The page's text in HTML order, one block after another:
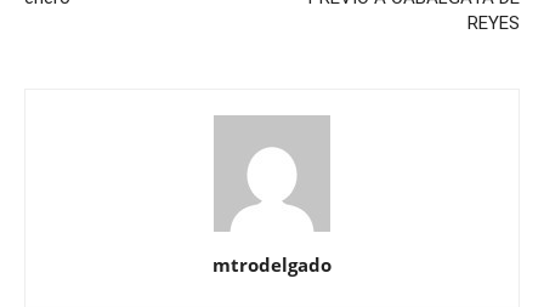
REYES
mtrodelgado